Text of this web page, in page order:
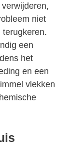
niet
een
het
en een
vlekken